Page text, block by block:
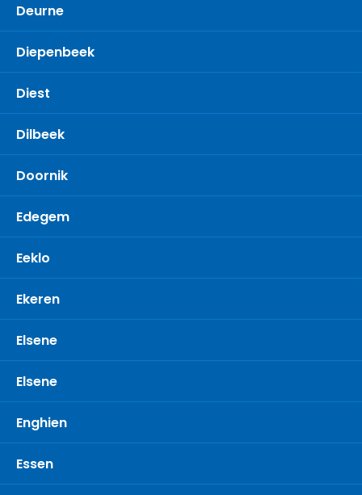
Deurne
Diepenbeek
Diest
Dilbeek
Doornik
Edegem
Eeklo
Ekeren
Elsene
Elsene
Enghien
Essen